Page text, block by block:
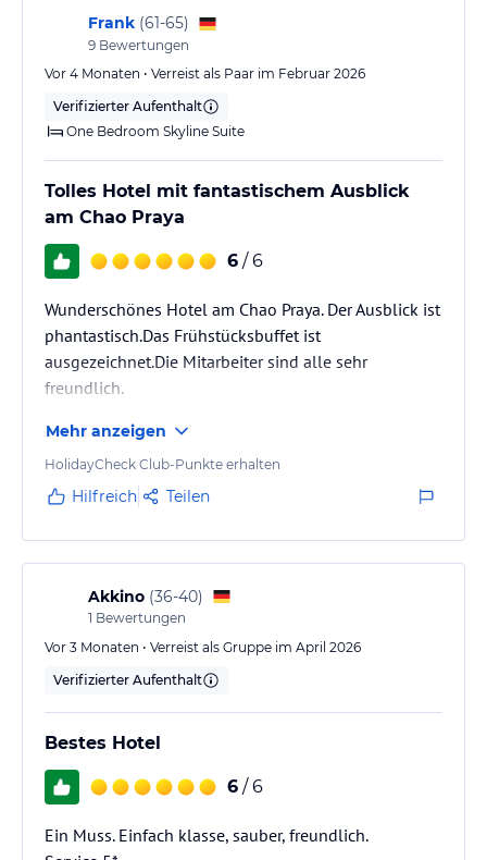
Frank (61-65)
9 Bewertungen
Vor 4 Monaten • Verreist als Paar im Februar 2026
Verifizierter Aufenthalt
One Bedroom Skyline Suite
Tolles Hotel mit fantastischem Ausblick
am Chao Praya
6 / 6
Wunderschönes Hotel am Chao Praya. Der Ausblick ist
phantastisch.Das Frühstücksbuffet ist
ausgezeichnet.Die Mitarbeiter sind alle sehr
freundlich.
Mehr anzeigen
HolidayCheck Club-Punkte erhalten
Hilfreich Teilen
Akkino (36-40)
1 Bewertungen
Vor 3 Monaten • Verreist als Gruppe im April 2026
Verifizierter Aufenthalt
Bestes Hotel
6 / 6
Ein Muss. Einfach klasse, sauber, freundlich.